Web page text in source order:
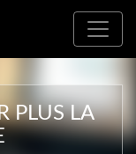
: Nos partenaires
PLUS LA